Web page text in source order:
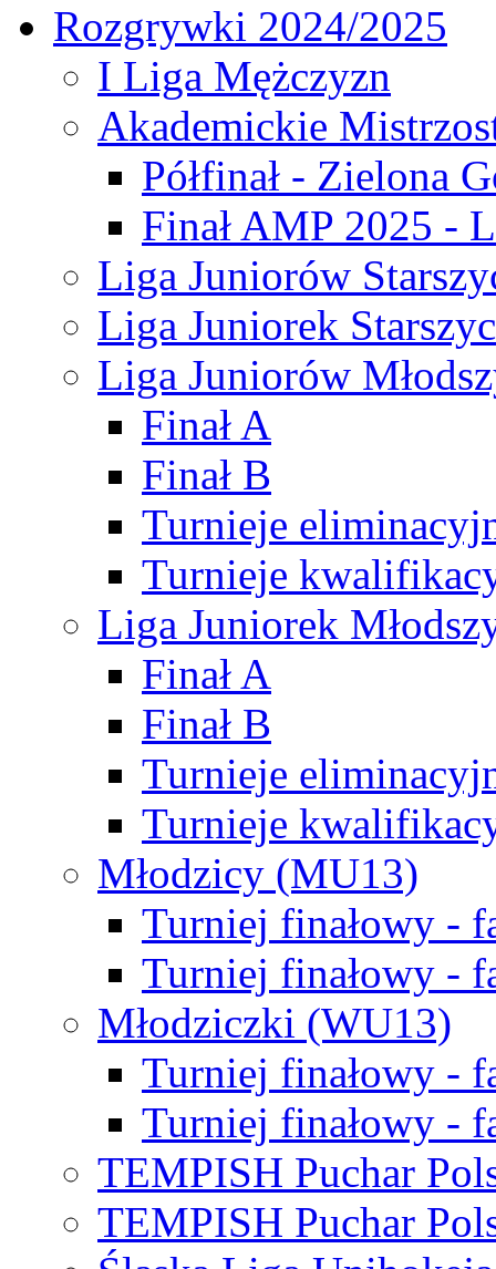
Rozgrywki 2024/2025
I Liga Mężczyzn
Akademickie
Półfinał - Zielona
Finał AMP 2025 -
Liga Juniorów
Liga Juniorek
Liga Juniorów
Finał A
Finał B
Turnieje
Turnieje
Liga Juniorek
Finał A
Finał B
Turnieje
Turnieje
Młodzicy (MU13)
Turniej finałowy -
Turniej finałowy -
Młodziczki (WU13)
Turniej finałowy -
Turniej finałowy -
TEMPISH Puchar
TEMPISH Puchar